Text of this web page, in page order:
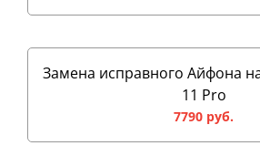
Замена исправного Айфона
11 Pro
7790 руб.